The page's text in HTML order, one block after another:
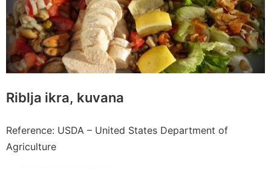
Riblja ikra, kuvana
Reference: USDA – United States Department of
Agriculture